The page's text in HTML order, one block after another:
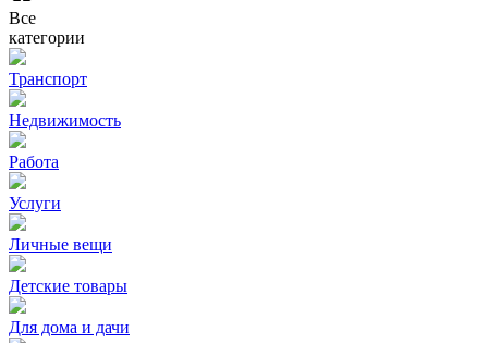
Все
категории
Транспорт
Недвижимость
Работа
Услуги
Личные вещи
Детские товары
Для дома и дачи